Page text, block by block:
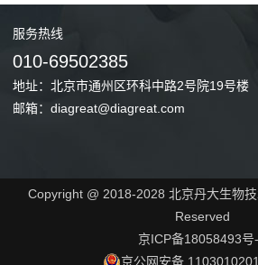
服务热线
010-69502385
地址：北京市通州区环科中路2号院19号楼
邮箱：diagreat@diagreat.com
Copyright @ 2018-2028 北京丹大生物
Reserved
京ICP备18058493号
京公网安备